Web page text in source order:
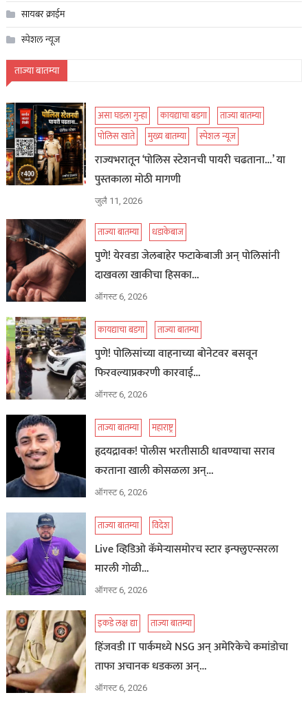
सायबर क्राईम
स्पेशल न्यूज
ताज्या बातम्या
असा घडला गुन्हा कायद्याचा बडगा
ताज्या बातम्या
पोलिस खाते
मुख्य बातम्या स्पेशल न्यूज
राज्यभरातून ‘पोलिस स्टेशनची पायरी चढताना…’ या
पुस्तकाला मोठी मागणी
जुलै 11, 2026
ताज्या बातम्या धडाकेबाज
पुणे! येरवडा जेलबाहेर फटाकेबाजी अन् पोलिसांनी
दाखवला खाकीचा हिसका…
ऑगस्ट 6, 2026
कायद्याचा बडगा ताज्या बातम्या
पुणे! पोलिसांच्या वाहनाच्या बोनेटवर बसवून
फिरवल्याप्रकरणी कारवाई…
ऑगस्ट 6, 2026
ताज्या बातम्या महाराष्ट्र
हृदयद्रावक! पोलीस भरतीसाठी धावण्याचा सराव
करताना खाली कोसळला अन्…
ऑगस्ट 6, 2026
ताज्या बातम्या विदेश
Live व्हिडिओ कॅमेऱ्यासमोरच स्टार इन्फ्लुएन्सरला
मारली गोळी…
ऑगस्ट 6, 2026
इकडे लक्ष द्या ताज्या बातम्या
हिंजवडी IT पार्कमध्ये NSG अन् अमेरिकेचे कमांडोचा
ताफा अचानक धडकला अन्…
ऑगस्ट 6, 2026